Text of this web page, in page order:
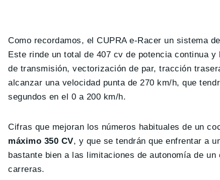
Como recordamos, el CUPRA e-Racer un sistema
Este rinde un total de 407 cv de potencia continua y
de transmisión, vectorización de par, tracción
alcanzar una velocidad punta de 270 km/h, que
segundos en el 0 a 200 km/h.
Cifras que mejoran los números habituales de un
máximo 350 CV, y que se tendrán que enfrentar a
bastante bien a las limitaciones de autonomía de
carreras.